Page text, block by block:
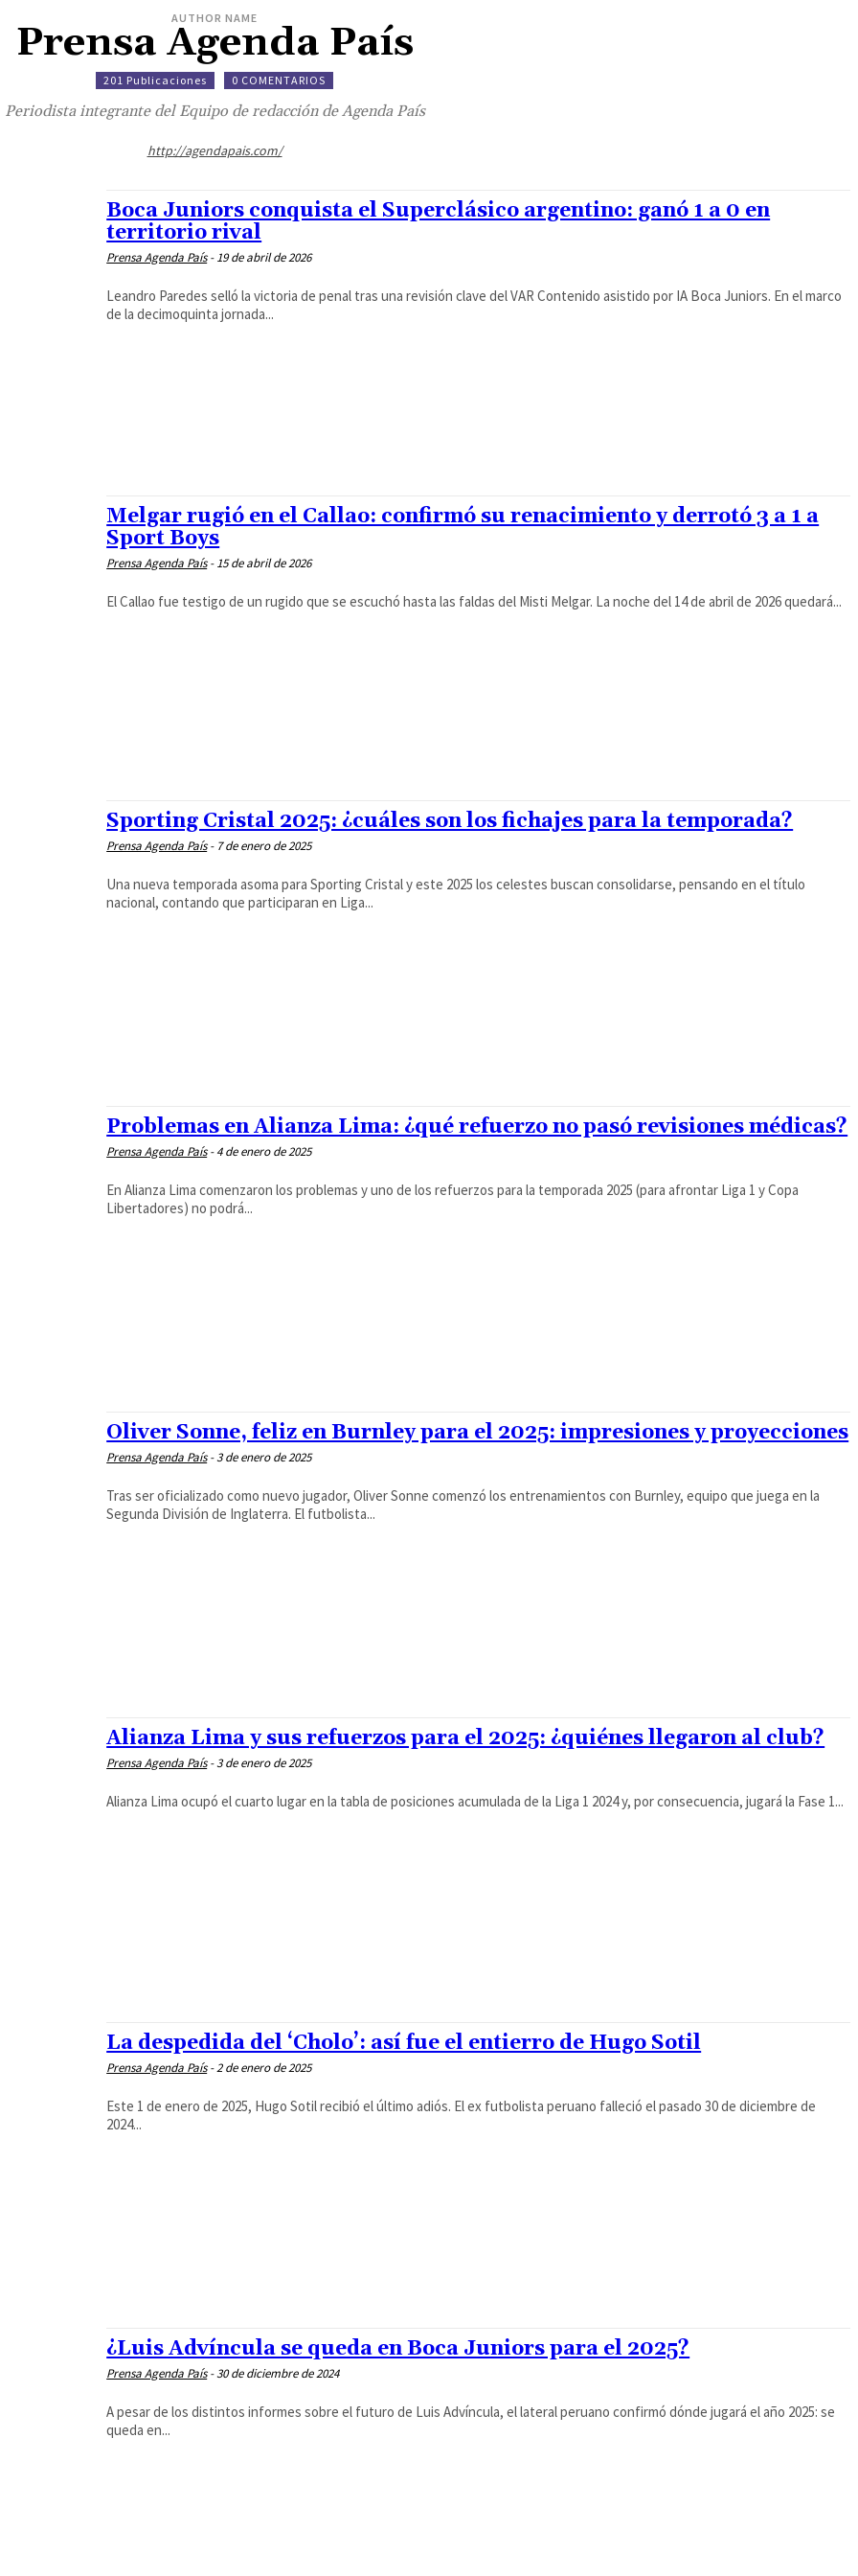
AUTHOR NAME
Prensa Agenda País
201 Publicaciones 0 COMENTARIOS
Periodista integrante del Equipo de redacción de Agenda País
http://agendapais.com/
Boca Juniors conquista el Superclásico argentino: ganó 1 a 0 en
territorio rival
Prensa Agenda País - 19 de abril de 2026
Leandro Paredes selló la victoria de penal tras una revisión clave del VAR Contenido asistido por IA Boca Juniors. En el marco
de la decimoquinta jornada...
Melgar rugió en el Callao: confirmó su renacimiento y derrotó 3 a 1 a
Sport Boys
Prensa Agenda País - 15 de abril de 2026
El Callao fue testigo de un rugido que se escuchó hasta las faldas del Misti Melgar. La noche del 14 de abril de 2026 quedará...
Sporting Cristal 2025: ¿cuáles son los fichajes para la temporada?
Prensa Agenda País - 7 de enero de 2025
Una nueva temporada asoma para Sporting Cristal y este 2025 los celestes buscan consolidarse, pensando en el título
nacional, contando que participaran en Liga...
Problemas en Alianza Lima: ¿qué refuerzo no pasó revisiones médicas?
Prensa Agenda País - 4 de enero de 2025
En Alianza Lima comenzaron los problemas y uno de los refuerzos para la temporada 2025 (para afrontar Liga 1 y Copa
Libertadores) no podrá...
Oliver Sonne, feliz en Burnley para el 2025: impresiones y proyecciones
Prensa Agenda País - 3 de enero de 2025
Tras ser oficializado como nuevo jugador, Oliver Sonne comenzó los entrenamientos con Burnley, equipo que juega en la
Segunda División de Inglaterra. El futbolista...
Alianza Lima y sus refuerzos para el 2025: ¿quiénes llegaron al club?
Prensa Agenda País - 3 de enero de 2025
Alianza Lima ocupó el cuarto lugar en la tabla de posiciones acumulada de la Liga 1 2024 y, por consecuencia, jugará la Fase 1...
La despedida del ‘Cholo’: así fue el entierro de Hugo Sotil
Prensa Agenda País -2 de enero de 2025
Este 1 de enero de 2025, Hugo Sotil recibió el último adiós. El ex futbolista peruano falleció el pasado 30 de diciembre de
2024...
¿Luis Advíncula se queda en Boca Juniors para el 2025?
Prensa Agenda País - 30 de diciembre de 2024
A pesar de los distintos informes sobre el futuro de Luis Advíncula, el lateral peruano confirmó dónde jugará el año 2025: se
queda en...